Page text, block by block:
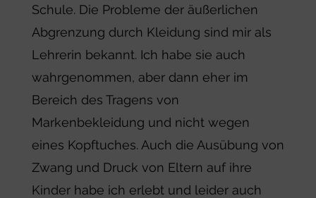
Schule. Die Probleme der äußerlichen
Abgrenzung durch Kleidung sind mir als
Lehrerin bekannt. Ich habe sie auch
wahrgenommen, aber dann eher im
Bereich des Tragens von
Markenbekleidung und nicht wegen
eines Kopftuches. Auch die Ausübung von
Zwang und Druck von Eltern auf ihre
Kinder habe ich erlebt und leider auch